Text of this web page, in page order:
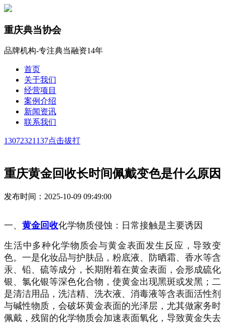
重庆典当协会
品牌机构-专注典当融资14年
首页
关于我们
经营项目
案例介绍
新闻资讯
联系我们
13072321137点击拔打
重庆黄金回收长时间佩戴变色是什么原因
发布时间：2025-10-09 09:49:00
一、 黄金回收化学物质侵蚀：日常接触是主要诱因
生活中多种化学物质会与黄金表面发生反应，导致变
色。一是化妆品与护肤品，粉底液、防晒霜、香水等含
汞、铅、硫等成分，长期附着在黄金表面，会形成硫化
银、氯化银等深色化合物，使黄金出现黑斑或发黑；二
是清洁用品，洗洁精、洗衣液、消毒液等含表面活性剂
与碱性物质，会破坏黄金表面的光泽层，尤其做家务时
佩戴，残留的化学物质会加速表面氧化，导致黄金失去